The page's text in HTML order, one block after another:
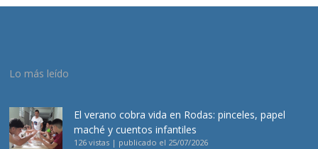
Lo más leído
El verano cobra vida en Rodas: pinceles, papel
maché y cuentos infantiles
126 vistas | publicado el 25/07/2026